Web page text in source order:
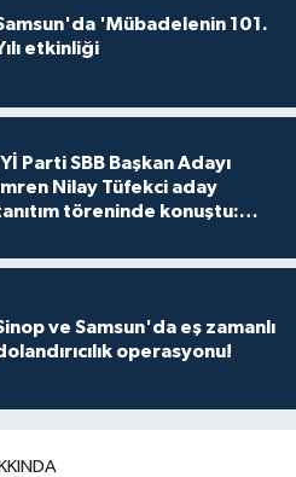
'Mübadelenin 101.
etkinliği
İYİ Parti SBB Başkan Adayı
İmren Nilay Tüfekci aday
töreninde konuştu:
ve Samsun'da eş zamanlı
operasyonu!